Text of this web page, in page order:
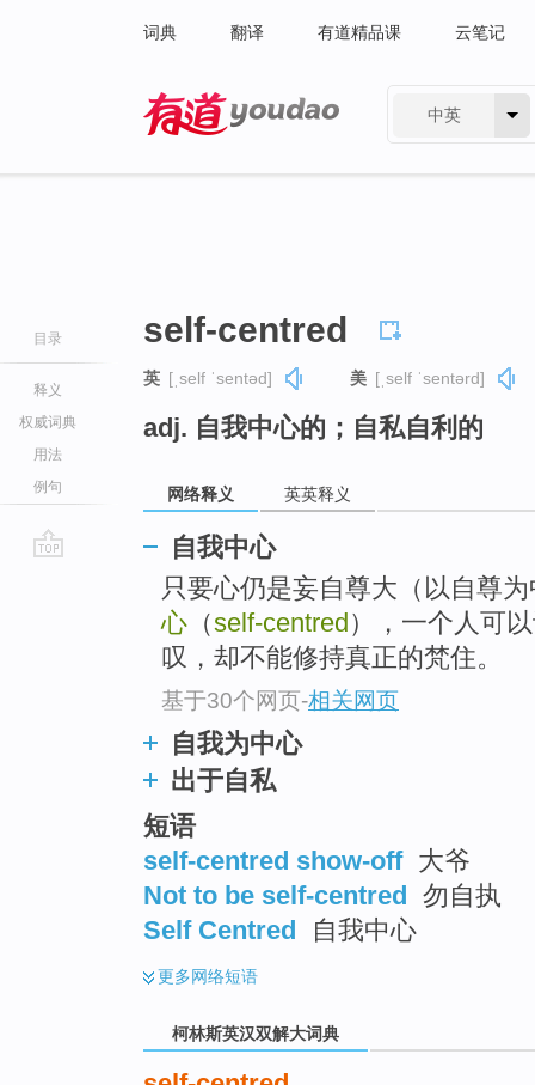
词典 翻译 有道精品课 云笔记
中英
目录
释义
权威词典
用法
例句
self-centred
英 [ˌself ˈsentəd] 美 [ˌself ˈsentərd]
adj. 自我中心的；自私自利的
网络释义 英英释义
自我中心
只要心仍是妄自尊大（以自尊
心 （self-centred ），一个人可
叹，却不能修持真正的梵住。
基于30个网页-相关网页
自我为中心
出于自私
短语
self-centred show-off 大爷
Not to be self-centred
勿自执
Self Centred
自我中心
更多网络短语
柯林斯英汉双解大词典